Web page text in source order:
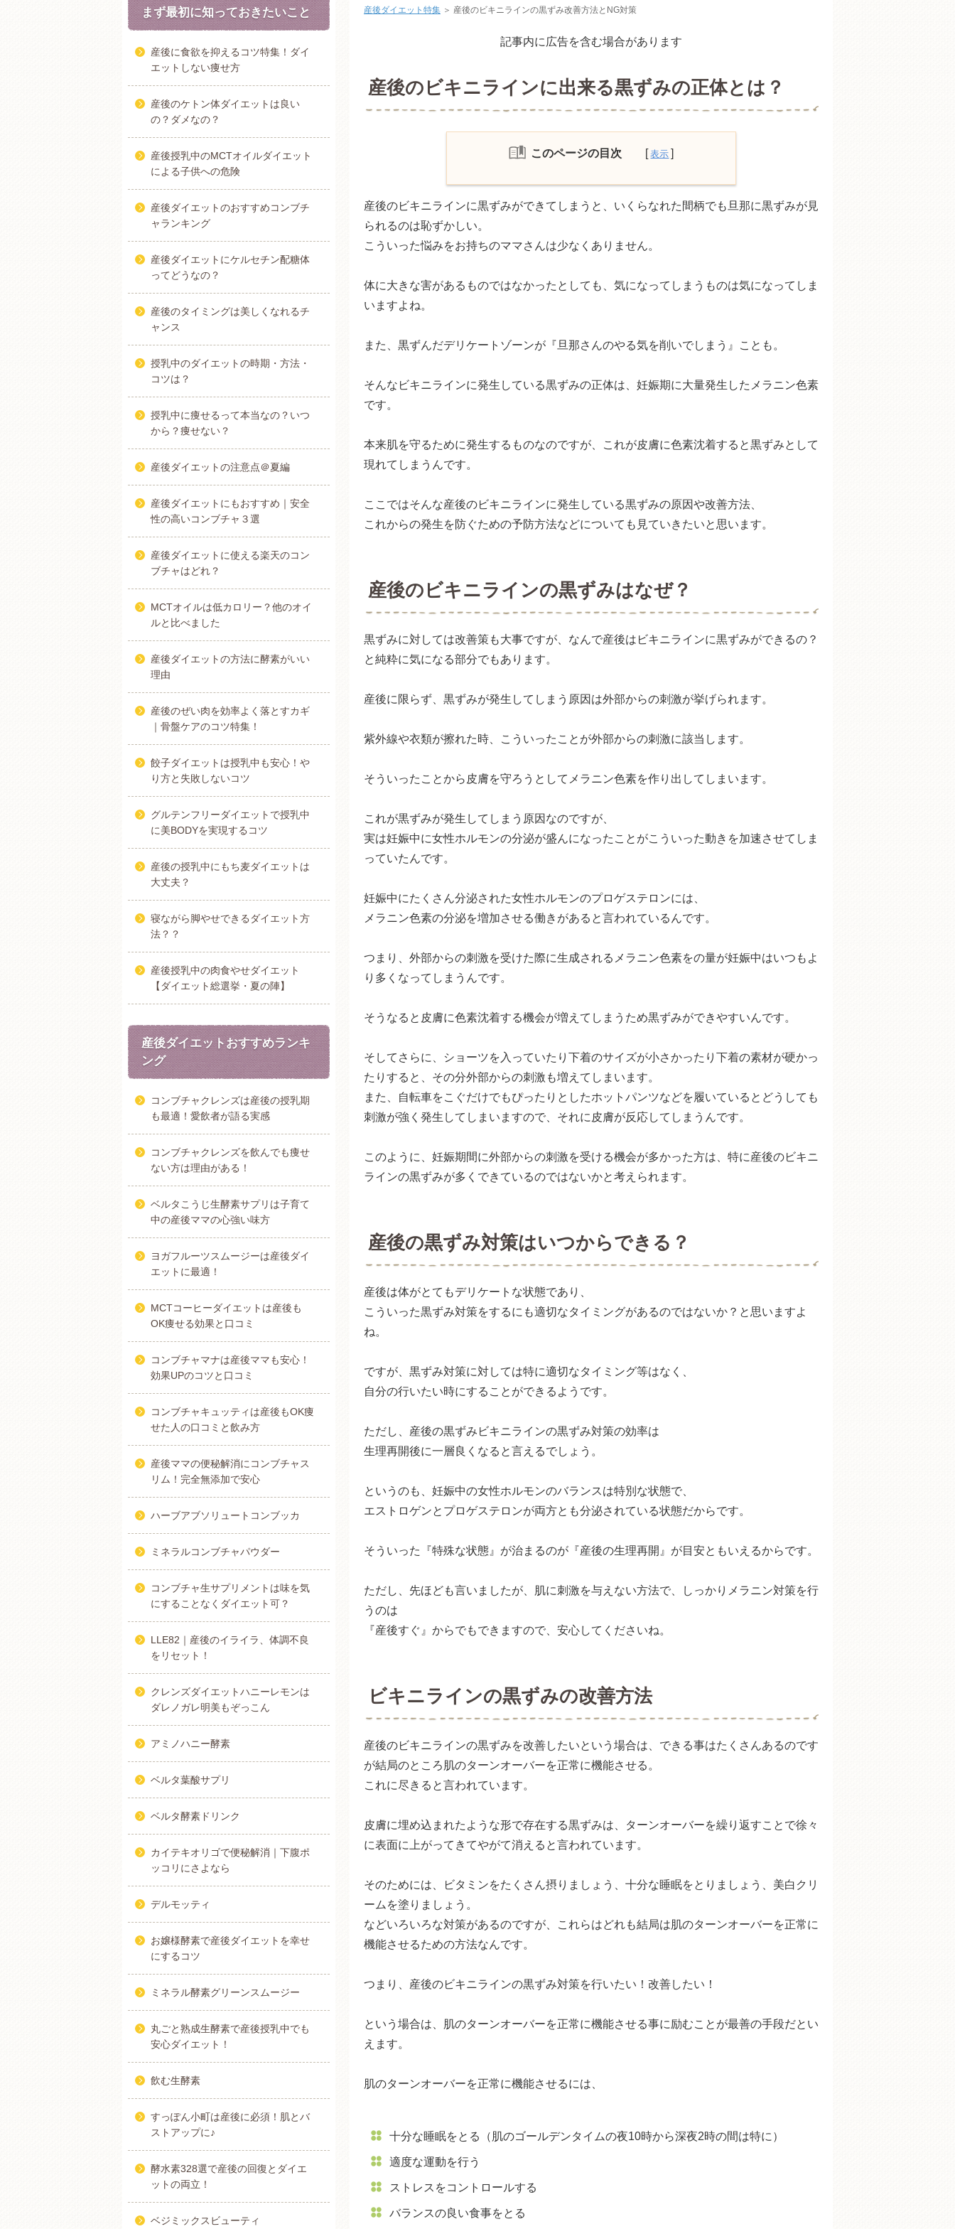
産後ダイエット特集 ＞ 産後のビキニラインの黒ずみ改善方法とNG対策
記事内に広告を含む場合があります
産後のビキニラインに出来る黒ずみの正体とは？
このページの目次
産後のビキニラインの黒ずみはなぜ？
産後の黒ずみ対策はいつからできる？
ビキニラインの黒ずみの改善方法
まとめ
産後のビキニラインに黒ずみができてしまうと、いくらなれた間柄でも旦那に黒ずみが見
られるのは恥ずかしい。
こういった悩みをお持ちのママさんは少なくありません。
体に大きな害があるものではなかったとしても、気になってしまうものは気になってしま
いますよね。
また、黒ずんだデリケートゾーンが『旦那さんのやる気を削いでしまう』ことも。
そんなビキニラインに発生している黒ずみの正体は、妊娠期に大量発生したメラニン色素
です。
本来肌を守るために発生するものなのですが、これが皮膚に色素沈着すると黒ずみとして
現れてしまうんです。
ここではそんな産後のビキニラインに発生している黒ずみの原因や改善方法、
これからの発生を防ぐための予防方法などについても見ていきたいと思います。
産後のビキニラインの黒ずみはなぜ？
黒ずみに対しては改善策も大事ですが、なんで産後はビキニラインに黒ずみができるの？
と純粋に気になる部分でもあります。
産後に限らず、黒ずみが発生してしまう原因は外部からの刺激が挙げられます。
紫外線や衣類が擦れた時、こういったことが外部からの刺激に該当します。
そういったことから皮膚を守ろうとしてメラニン色素を作り出してしまいます。
これが黒ずみが発生してしまう原因なのですが、
実は妊娠中に女性ホルモンの分泌が盛んになったことがこういった動きを加速させてしま
っていたんです。
妊娠中にたくさん分泌された女性ホルモンのプロゲステロンには、
メラニン色素の分泌を増加させる働きがあると言われているんです。
つまり、外部からの刺激を受けた際に生成されるメラニン色素をの量が妊娠中はいつもよ
り多くなってしまうんです。
そうなると皮膚に色素沈着する機会が増えてしまうため黒ずみができやすいんです。
そしてさらに、ショーツを入っていたり下着のサイズが小さかったり下着の素材が硬かっ
たりすると、その分外部からの刺激も増えてしまいます。
また、自転車をこぐだけでもぴったりとしたホットパンツなどを履いているとどうしても
刺激が強く発生してしまいますので、それに皮膚が反応してしまうんです。
このように、妊娠期間に外部からの刺激を受ける機会が多かった方は、特に産後のビキニ
ラインの黒ずみが多くできているのではないかと考えられます。
産後の黒ずみ対策はいつからできる？
産後は体がとてもデリケートな状態であり、
こういった黒ずみ対策をするにも適切なタイミングがあるのではないか？と思いますよ
ね。
ですが、黒ずみ対策に対しては特に適切なタイミング等はなく、
自分の行いたい時にすることができるようです。
ただし、産後の黒ずみビキニラインの黒ずみ対策の効率は
生理再開後に一層良くなると言えるでしょう。
というのも、妊娠中の女性ホルモンのバランスは特別な状態で、
エストロゲンとプロゲステロンが両方とも分泌されている状態だからです。
そういった『特殊な状態』が治まるのが『産後の生理再開』が目安ともいえるからです。
ただし、先ほども言いましたが、肌に刺激を与えない方法で、しっかりメラニン対策を行
うのは
『産後すぐ』からでもできますので、安心してくださいね。
ビキニラインの黒ずみの改善方法
産後のビキニラインの黒ずみを改善したいという場合は、できる事はたくさんあるのです
が結局のところ肌のターンオーバーを正常に機能させる。
これに尽きると言われています。
皮膚に埋め込まれたような形で存在する黒ずみは、ターンオーバーを繰り返すことで徐々
に表面に上がってきてやがて消えると言われています。
そのためには、ビタミンをたくさん摂りましょう、十分な睡眠をとりましょう、美白クリ
ームを塗りましょう。
などいろいろな対策があるのですが、これらはどれも結局は肌のターンオーバーを正常に
機能させるための方法なんです。
つまり、産後のビキニラインの黒ずみ対策を行いたい！改善したい！
という場合は、肌のターンオーバーを正常に機能させる事に励むことが最善の手段だとい
えます。
肌のターンオーバーを正常に機能させるには、
十分な睡眠をとる（肌のゴールデンタイムの夜10時から深夜2時の間は特に）
適度な運動を行う
ストレスをコントロールする
バランスの良い食事をとる
まず最初に知っておきたいこと
産後に食欲を抑えるコツ特集！ダイ
エットしない痩せ方
産後のケトン体ダイエットは良い
の？ダメなの？
産後授乳中のMCTオイルダイエット
による子供への危険
産後ダイエットのおすすめコンブチ
ャランキング
産後ダイエットにケルセチン配糖体
ってどうなの？
産後のタイミングは美しくなれるチ
ャンス
授乳中のダイエットの時期・方法・
コツは？
授乳中に痩せるって本当なの？いつ
から？痩せない？
産後ダイエットの注意点＠夏編
産後ダイエットにもおすすめ｜安全
性の高いコンブチャ３選
産後ダイエットに使える楽天のコン
ブチャはどれ？
MCTオイルは低カロリー？他のオイ
ルと比べました
産後ダイエットの方法に酵素がいい
理由
産後のぜい肉を効率よく落とすカギ
｜骨盤ケアのコツ特集！
餃子ダイエットは授乳中も安心！や
り方と失敗しないコツ
グルテンフリーダイエットで授乳中
に美BODYを実現するコツ
産後の授乳中にもち麦ダイエットは
大丈夫？
寝ながら脚やせできるダイエット方
法？？
産後授乳中の肉食やせダイエット
【ダイエット総選挙・夏の陣】
産後ダイエットおすすめランキ
ング
コンブチャクレンズは産後の授乳期
も最適！愛飲者が語る実感
コンブチャクレンズを飲んでも痩せ
ない方は理由がある！
ベルタこうじ生酵素サプリは子育て
中の産後ママの心強い味方
ヨガフルーツスムージーは産後ダイ
エットに最適！
MCTコーヒーダイエットは産後も
OK痩せる効果と口コミ
コンブチャマナは産後ママも安心！
効果UPのコツと口コミ
コンブチャキュッティは産後もOK痩
せた人の口コミと飲み方
産後ママの便秘解消にコンブチャス
リム！完全無添加で安心
ハーブアブソリュートコンブッカ
ミネラルコンブチャパウダー
コンブチャ生サプリメントは味を気
にすることなくダイエット可？
LLE82｜産後のイライラ、体調不良
をリセット！
クレンズダイエットハニーレモンは
ダレノガレ明美もぞっこん
アミノハニー酵素
ベルタ葉酸サプリ
ベルタ酵素ドリンク
カイテキオリゴで便秘解消｜下腹ポ
ッコリにさよなら
デルモッティ
お嬢様酵素で産後ダイエットを幸せ
にするコツ
ミネラル酵素グリーンスムージー
丸ごと熟成生酵素で産後授乳中でも
安心ダイエット！
飲む生酵素
すっぽん小町は産後に必須！肌とバ
ストアップに♪
酵水素328選で産後の回復とダイエ
ットの両立！
ベジミックスビューティ